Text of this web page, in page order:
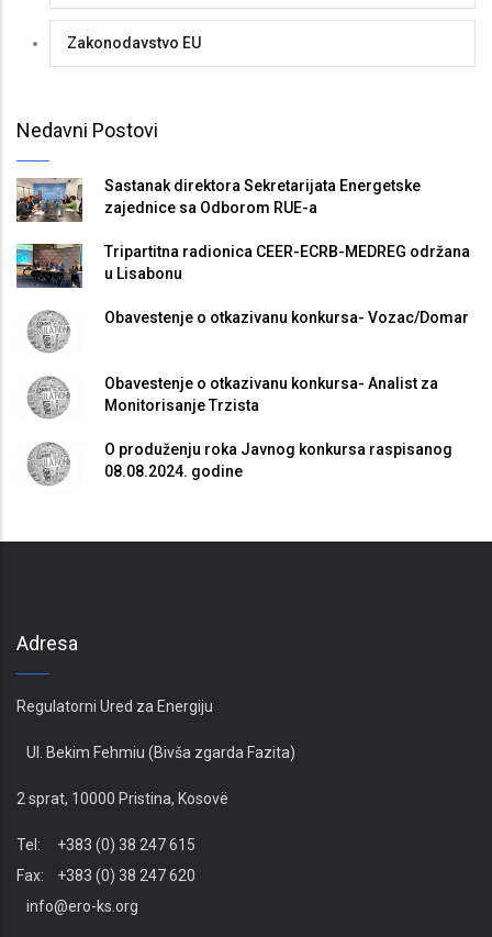
Zakonodavstvo EU
Nedavni Postovi
Sastanak direktora Sekretarijata Energetske
zajednice sa Odborom RUE-a
Tripartitna radionica CEER-ECRB-MEDREG održana
u Lisabonu
Obavestenje o otkazivanu konkursa- Vozac/Domar
Obavestenje o otkazivanu konkursa- Analist za
Monitorisanje Trzista
O produženju roka Javnog konkursa raspisanog
08.08.2024. godine
Adresa
Regulatorni Ured za Energiju
Ul. Bekim Fehmiu (Bivša zgarda Fazita)
2 sprat, 10000 Pristina, Kosovë
Tel: +383 (0) 38 247 615
Fax: +383 (0) 38 247 620
info@ero-ks.org